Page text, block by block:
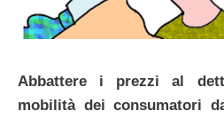
Abbattere i prezzi al
mobilità dei consumatori